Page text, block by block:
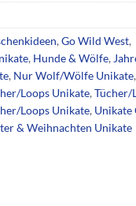
,Go Wild West,
, Hunde & Wölfe,
, Nur Wolf/Wölfe Unikate,
Loops Unikate,Tücher/
Loops Unikate, Unikate
& Weihnachten Unikate